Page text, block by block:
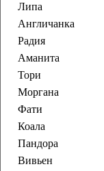
Липа
Англичанка
Радия
Аманита
Тори
Моргана
Фати
Коала
Пандора
Вивьен